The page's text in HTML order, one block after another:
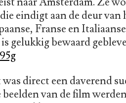
eindigt aan de deur van
Franse en
gelukkig bewaard
direct een daverend
van de film